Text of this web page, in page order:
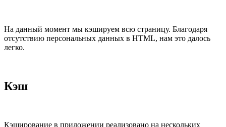
На данный момент мы кэшируем всю страницу. Благодаря
отсутствию персональных данных в HTML, нам это далось
легко.
Кэш
Кэширование в приложении реализовано на нескольких